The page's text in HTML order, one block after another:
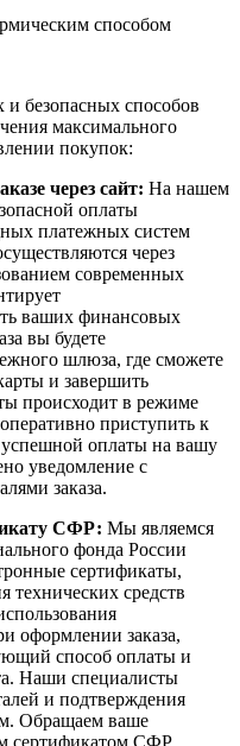
способом
безопасных способов
максимального
покупок:
через сайт: На нашем
оплаты
платежных систем
через
современных
ваших финансовых
вы будете
шлюза, где сможете
и завершить
происходит в режиме
приступить к
успешной оплаты на вашу
уведомление с
заказа.
СФР: Мы являемся
фонда России
сертификаты,
технических средств
оформлении заказа,
способ оплаты и
Наши специалисты
и подтверждения
Обращаем ваше